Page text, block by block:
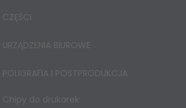
CZĘŚCI
URZĄDZENIA BIUROWE
POLIGRAFIA I POSTPRODUKCJA
Chipy do drukarek